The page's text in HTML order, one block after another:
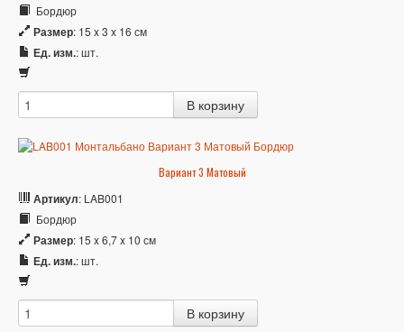
Бордюр
Размер: 15 x 3 x 16 см
Ед. изм.: шт.
Вариант 3 Матовый
Артикул: LAB001
Бордюр
Размер: 15 x 6,7 x 10 см
Ед. изм.: шт.